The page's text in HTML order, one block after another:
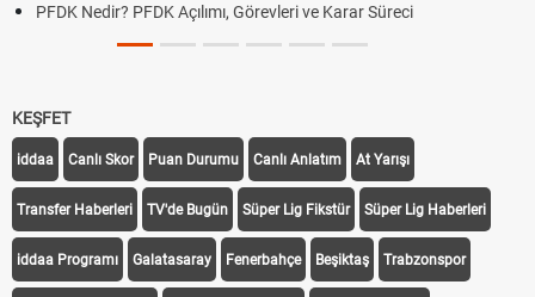
PFDK Nedir? PFDK Açılımı, Görevleri ve Karar Süreci
KEŞFET
iddaa Canlı Skor Puan Durumu Canlı Anlatım At Yarışı
Transfer Haberleri TV'de Bugün Süper Lig Fikstür Süper Lig Haberleri
iddaa Programı Galatasaray Fenerbahçe Beşiktaş Trabzonspor